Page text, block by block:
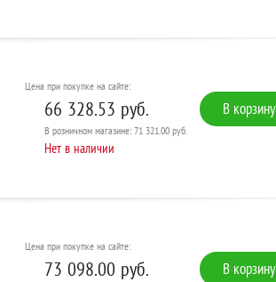
Цена при покупке на сайте:
66 328.53 руб.
В розничном магазине: 71 321.00 руб.
Нет в наличии
В корзину
Цена при покупке на сайте:
73 098.00 руб. В корзину